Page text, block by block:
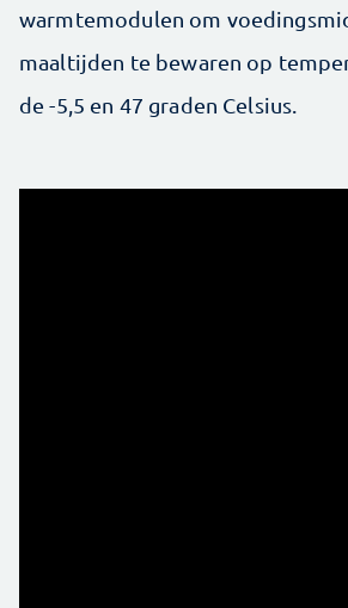
warmtemodulen om
maaltijden te bewaren op
de -5,5 en 47 graden Celsius.